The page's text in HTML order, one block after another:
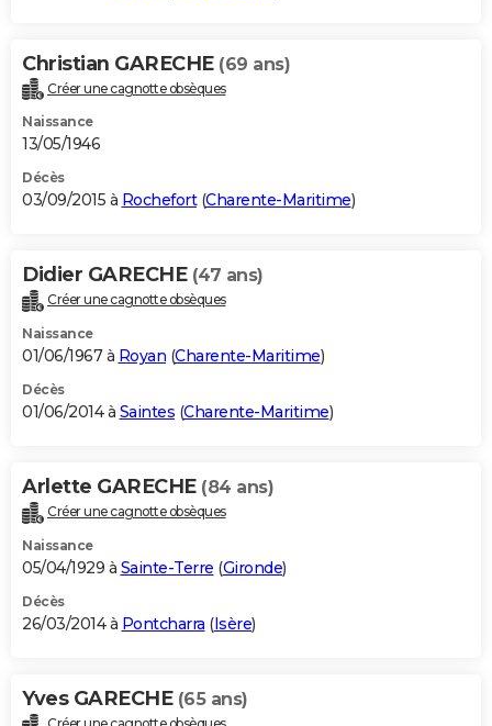
Christian GARECHE (69 ans)
Créer une cagnotte obsèques
Naissance
13/05/1946
Décès
03/09/2015 à Rochefort(Charente-Maritime)
Didier GARECHE (47 ans)
Créer une cagnotte obsèques
Naissance
01/06/1967 à Royan (Charente-Maritime)
Décès
01/06/2014 à Saintes (Charente-Maritime)
Arlette GARECHE (84 ans)
Créer une cagnotte obsèques
Naissance
05/04/1929 à Sainte-Terre (Gironde)
Décès
26/03/2014 à Pontcharra (Isère)
Yves GARECHE (65 ans)